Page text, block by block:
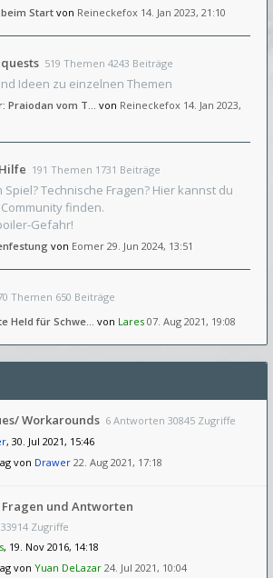
Startvon Reineckefox 14. Jan 2023, 21:10
519 Themen 4243 Beiträge
Ideen zu einzelnen Themen
Praiodan vom T… von Reineckefox 14. Jan 2023,
191 Themen 1731 Beiträge
Spiel? Technische Fragen? Hier kannst du
finden.
Gefahr!
von Eomer 29. Jun 2024, 13:51
Themen 650 Beiträge
Held für Schwe… von Lares 07. Aug 2021, 19:08
Workarounds 6 Antworten 30845 Zugriffe
, 30. Jul 2021, 15:46
von Drawer 22. Aug 2021, 17:18
und Antworten
Zugriffe
, 19. Nov 2016, 14:18
von Yuan DeLazar 24. Jul 2021, 10:04